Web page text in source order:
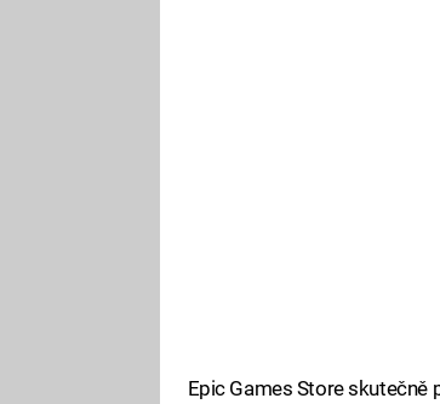
Epic Games Store skutečně